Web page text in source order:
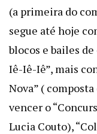
(a primeira do
segue até hoje
blocos e bailes
Iê-Iê-Iê”, mais
Nova” (
vencer o
Lucia Couto),